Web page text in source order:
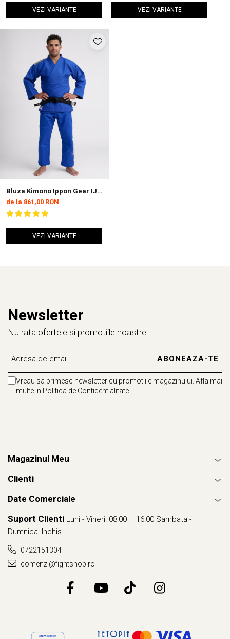
VEZI VARIANTE VEZI VARIANTE
Bluza Kimono Ippon Gear IJF
Judo Legend 2 Albastra
de la 861,00 RON
VEZI VARIANTE
Newsletter
Nu rata ofertele si promotiile noastre
Vreau sa primesc newsletter cu promotiile magazinului. Afla mai
multe in Politica de Confidentialitate
Magazinul Meu
Clienti
Date Comerciale
Suport Clienti Luni - Vineri: 08:00 – 16:00 Sambata -
Dumnica: Inchis
0722151304
comenzi@fightshop.ro